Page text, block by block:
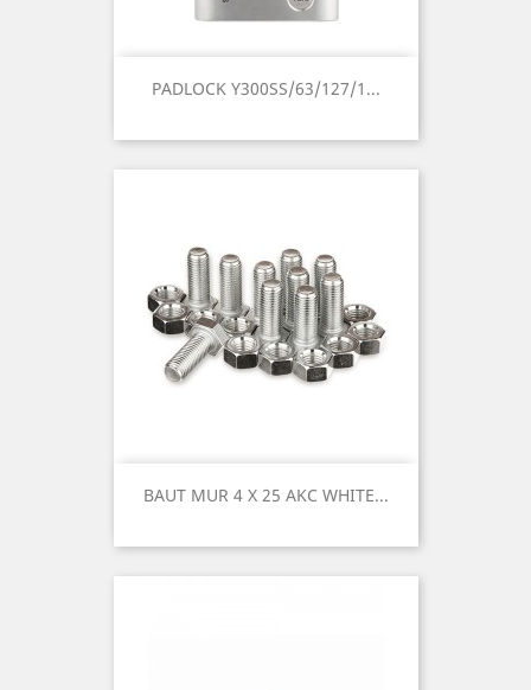
PADLOCK Y300SS/63/127/1...
BAUT MUR 4 X 25 AKC WHITE...